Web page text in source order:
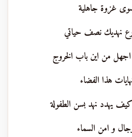
غزوة جاهلية
نهديك نصف حياتي
من اين باب الخروج
هذا الفضاء
يهدد نهد بسن الطفولة
و امن السماء